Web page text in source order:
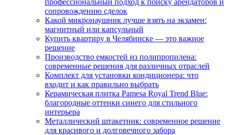
сопровождению сделок
Какой микронаушник лучше взять на экзамен:
магнитный или капсульный
Купить квартиру в Челябинске — это важное
решение
Производство емкостей из полипропилена:
современные решения для различных отраслей
Комплект для установки кондиционера: что
входит и как правильно выбрать
Керамическая плитка Pamesa Royal Trend Blue:
благородные оттенки синего для стильного
интерьера
Металлический штакетник: современное решение
для красивого и долговечного забора